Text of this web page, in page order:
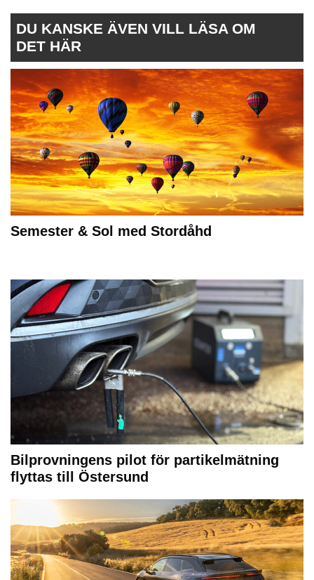
DU KANSKE ÄVEN VILL LÄSA OM
DET HÄR
Semester & Sol med Stordåhd
Bilprovningens pilot för partikelmätning
flyttas till Östersund